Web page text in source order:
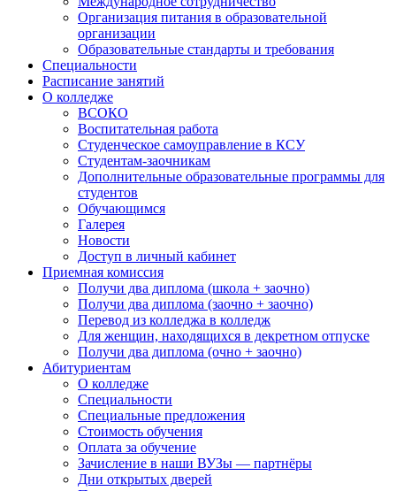
Организация питания в образовательной
организации
Образовательные стандарты и требования
Специальности
Расписание занятий
О колледже
ВСОКО
Воспитательная работа
Студенческое самоуправление в КСУ
Студентам-заочникам
Дополнительные образовательные программы для
студентов
Обучающимся
Галерея
Новости
Доступ в личный кабинет
Приемная комиссия
Получи два диплома (школа + заочно)
Получи два диплома (заочно + заочно)
Перевод из колледжа в колледж
Для женщин, находящихся в декретном отпуске
Получи два диплома (очно + заочно)
Абитуриентам
О колледже
Специальности
Специальные предложения
Стоимость обучения
Оплата за обучение
Зачисление в наши ВУЗы — партнёры
Дни открытых дверей